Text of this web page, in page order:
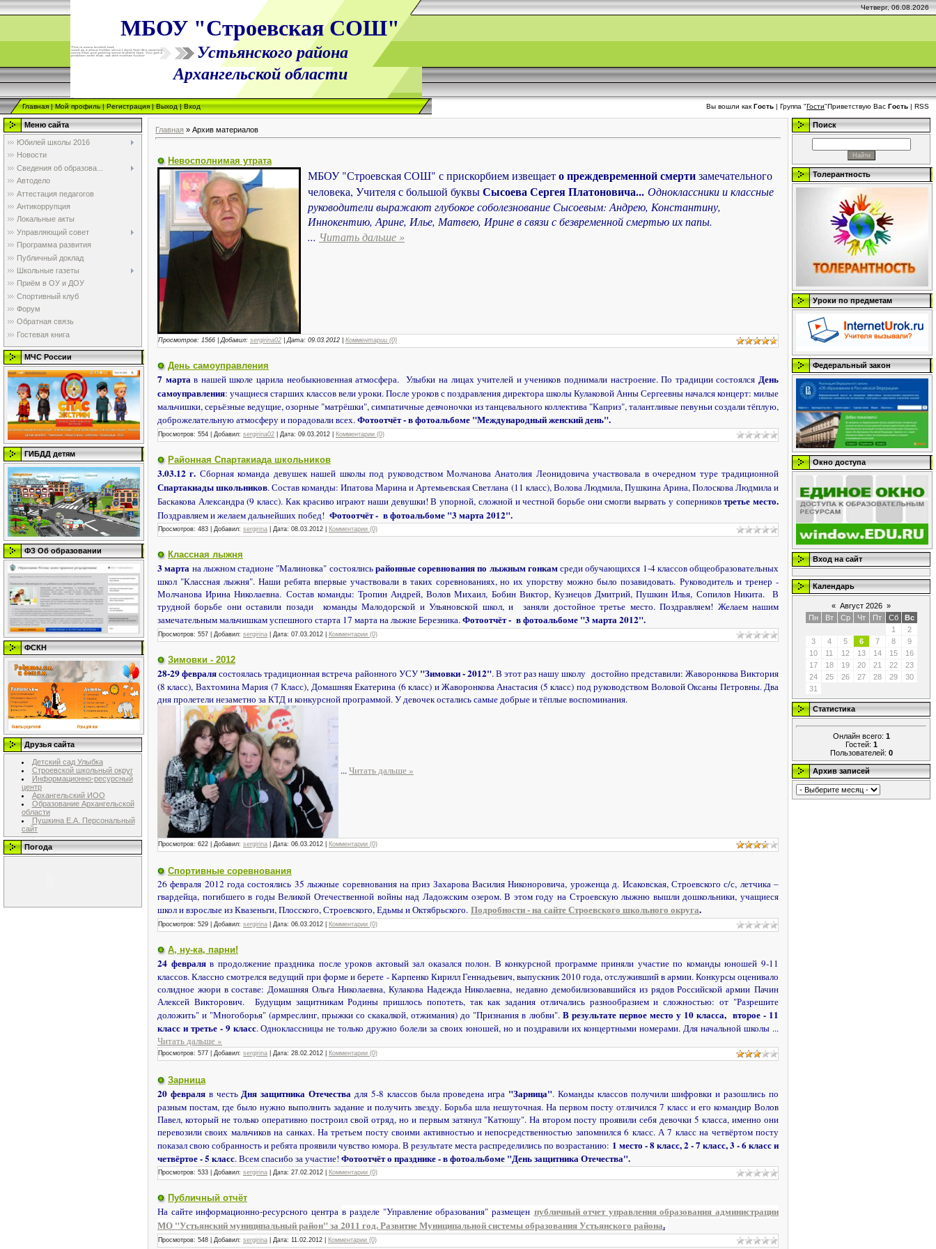
Четверг, 06.08.2026
МБОУ "Строевская СОШ"
Устьянского района
Архангельской области
Главная |Мой профиль|Регистрация |Выход|Вход Вы вошли как Гость | Группа "Гости"Приветствую Вас Гость | RSS
Меню сайта
Юбилей школы 2016
Новости
Сведения об образова...
Автодело
Аттестация педагогов
Антикоррупция
Локальные акты
Управляющий совет
Программа развития
Публичный доклад
Школьные газеты
Приём в ОУ и ДОУ
Спортивный клуб
Форум
Обратная связь
Гостевая книга
МЧС России
ГИБДД детям
ФЗ Об образовании
ФСКН
Друзья сайта
Детский сад Улыбка
Строевской школьный округ
Информационно-ресурсный
центр
Архангельский ИОО
Образование Архангельской
области
Пушкина Е.А. Персональный
сайт
Погода
Главная » Архив материалов
Невосполнимая утрата
МБОУ "Строевская СОШ" с прискорбием извещаето преждевременной смертизамечательного
человека, Учителя с большой буквыСысоева Сергея Платоновича... Одноклассники и классные
руководители выражают глубокое соболезнование Сысоевым: Андрею, Константину,
Иннокентию, Арине, Илье, Матвею, Ирине в связи с безвременной смертью их папы.
... Читать дальше »
Просмотров: 1566 Добавил: sergirina02 Дата: 09.03.2012 Комментарии (0)
День самоуправления
7 мартав нашей школе царила необыкновенная атмосфера. Улыбки на лицах учителей и учеников поднимали настроение. По традиции состоялсяДень
самоуправления: учащиеся старших классов вели уроки. После уроков с поздравления директора школы Кулаковой Анны Сергеевны начался концерт: милые
мальчишки, серьёзные ведущие, озорные "матрёшки", симпатичные девчоночки из танцевального коллектива "Каприз", талантливые певуньи создали тёплую,
доброжелательную атмосферу и порадовали всех.Фотоотчёт - в фотоальбоме "Международный женский день".
Просмотров: 554 Добавил: sergirina02 Дата: 09.03.2012 Комментарии (0)
Районная Спартакиада школьников
3.03.12 г. Сборная команда девушек нашей школы под руководством Молчанова Анатолия Леонидовича участвовала в очередном туре традиционной
Спартакиады школьников. Состав команды: Ипатова Марина и Артемьевская Светлана (11 класс), Волова Людмила, Пушкина Арина, Полоскова Людмила и
Баскакова Александра (9 класс). Как красиво играют наши девушки! В упорной, сложной и честной борьбе они смогли вырвать у соперниковтретье место.
Поздравляем и желаем дальнейших побед! Фотоотчёт - в фотоальбоме "3 марта 2012".
Просмотров: 483 Добавил: sergirina Дата: 08.03.2012 Комментарии (0)
Классная лыжня
3 марта на лыжном стадионе "Малиновка" состоялисьрайонные соревнования по лыжным гонкамсреди обучающихся 1-4 классов общеобразовательных
школ "Классная лыжня". Наши ребята впервые участвовали в таких соревнованиях, но их упорству можно было позавидовать.Руководитель и тренер -
Молчанова Ирина Николаевна. Состав команды: Тропин Андрей, Волов Михаил, Бобин Виктор, Кузнецов Дмитрий, Пушкин Илья, Сопилов Никита. В
трудной борьбе они оставили позади команды Малодорской и Ульяновской школ, и заняли достойное третье место. Поздравляем! Желаем нашим
замечательным мальчишкам успешного старта 17 марта на лыжне Березника.Фотоотчёт - в фотоальбоме "3 марта 2012".
Просмотров: 557 Добавил: sergirina Дата: 07.03.2012 Комментарии (0)
Зимовки - 2012
28-29 февралясостоялась традиционная встреча районного УСУ "Зимовки - 2012". В этот раз нашу школу достойно представили: Жаворонкова Виктория
(8 класс), Вахтомина Мария (7 Класс), Домашняя Екатерина (6 класс) и Жаворонкова Анастасия (5 класс) под руководством Воловой Оксаны Петровны. Два
дня пролетели незаметно за КТД и конкурсной программой. У девочек остались самые добрые и тёплые воспоминания.
...Читать дальше »
Просмотров: 622 Добавил: sergirina Дата: 06.03.2012 Комментарии (0)
Спортивные соревнования
26 февраля 2012 года состоялись 35 лыжные соревнования на приз Захарова Василия Никоноровича, уроженца д. Исаковская, Строевского с/с, летчика –
гвардейца, погибшего в годы Великой Отечественной войны над Ладожским озером. В этом году на Строевскую лыжню вышли дошкольники, учащиеся
школ и взрослые из Квазеньги, Плосского, Строевского, Едьмы и Октябрьского. Подробности - на сайте Строевского школьного округа.
Просмотров: 529 Добавил: sergirina Дата: 06.03.2012 Комментарии (0)
А, ну-ка, парни!
24 февраляв продолжение праздника после уроков актовый зал оказался полон. В конкурсной программе приняли участие по команды юношей 9-11
классов. Классно смотрелся ведущий при форме и берете - Карпенко Кирилл Геннадьевич, выпускник 2010 года, отслуживший в армии. Конкурсы оценивало
солидное жюри в составе: Домашняя Ольга Николаевна, Кулакова Надежда Николаевна, недавно демобилизовавшийся из рядов Российской армии Пачин
Алексей Викторович. Будущим защитникам Родины пришлось попотеть, так как задания отличались разнообразием и сложностью: от "Разрешите
доложить" и "Многоборья" (армреслинг, прыжки со скакалкой, отжимания) до "Признания в любви". В результате первое место у 10 класса, второе - 11
класс и третье - 9 класс. Одноклассницы не только дружно болели за своих юношей, но и поздравили их концертными номерами. Для начальной школы ...
Читать дальше »
Просмотров: 577 Добавил: sergirina Дата: 28.02.2012 Комментарии (0)
Зарница
20 февраляв честьДня защитника Отечества для 5-8 классов была проведена игра "Зарница". Команды классов получили шифровки и разошлись по
разным постам, где было нужно выполнить задание и получить звезду. Борьба шла нешуточная. На первом посту отличился 7 класс и его командир Волов
Павел, который не только оперативно построил свой отряд, но и первым затянул "Катюшу". На втором посту проявили себя девочки 5 класса, именно они
перевозили своих мальчиков на санках. На третьем посту своими активностью и непосредственностью запомнился 6 класс. А 7 класс на четвёртом посту
показал свою собранность и ребята проявили чувство юмора. В результате места распределились по возрастанию: 1 место - 8 класс, 2 - 7 класс, 3 - 6 класс и
четвёртое - 5 класс. Всем спасибо за участие! Фотоотчёт о празднике - в фотоальбоме "День защитника Отечества".
Просмотров: 533 Добавил: sergirina Дата: 27.02.2012 Комментарии (0)
Публичный отчёт
На сайте информационно-ресурсного центрав разделе "Управление образования" размещен публичный отчет управления образования администрации
МО "Устьянский муниципальный район" за 2011 год. Развитие Муниципальной системы образования Устьянского района.
Просмотров: 548 Добавил: sergirina Дата: 11.02.2012 Комментарии (0)
Поиск
Толерантность
Уроки по предметам
Федеральный закон
Окно доступа
Вход на сайт
Календарь
« Август 2026 »
Пн
Вт Ср Чт Пт Сб
Вс
1
2
3
4 5 6 7 8
9
10
11 12 13 14 15
16
17
18 19 20 21 22
23
24
25 26 27 28 29
30
31
Статистика
Онлайн всего: 1
Гостей: 1
Пользователей: 0
Архив записей